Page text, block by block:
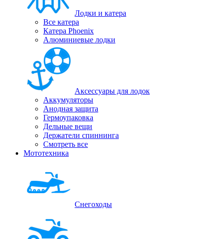
Лодки и катера
Все катера
Катера Phoenix
Алюминиевые лодки
Аксессуары для лодок
Аккумуляторы
Анодная защита
Гермоупаковка
Дельные вещи
Держатели спиннинга
Смотреть все
Мототехника
Снегоходы